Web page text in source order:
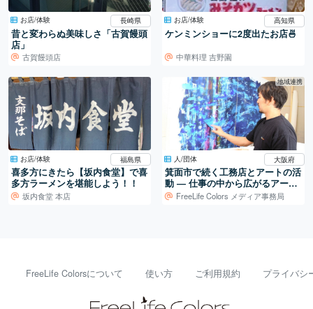
お店/体験 長崎県
昔と変わらぬ美味しさ「古賀饅頭
店」
古賀饅頭店
お店/体験 高知県
ケンミンショーに2度出たお店🍜
中華料理 吉野園
お店/体験 福島県
喜多方にきたら【坂内食堂】で喜
多方ラーメンを堪能しよう！！
坂内食堂 本店
地域連携
人/団体 大阪府
箕面市で続く工務店とアートの活
動 ― 仕事の中から広がるアート
制作FreeLife Colors メディア事務局
FreeLife Colorsについて 使い方 ご利用規約 プライバシ